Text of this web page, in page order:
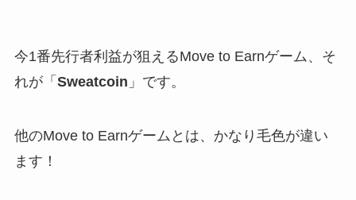
今1番先行者利益が狙えるMove to Earnゲーム、そ
れが「 Sweatcoin 」です。
他のMove to Earnゲームとは、かなり毛色が違い
ます！